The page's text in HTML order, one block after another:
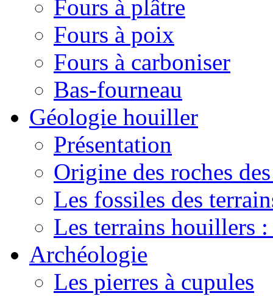
Fours à plâtre
Fours à poix
Fours à carboniser
Bas-fourneau
Géologie houiller
Présentation
Origine des roches
Les fossiles des
Les terrains houillers
Archéologie
Les pierres à cupules